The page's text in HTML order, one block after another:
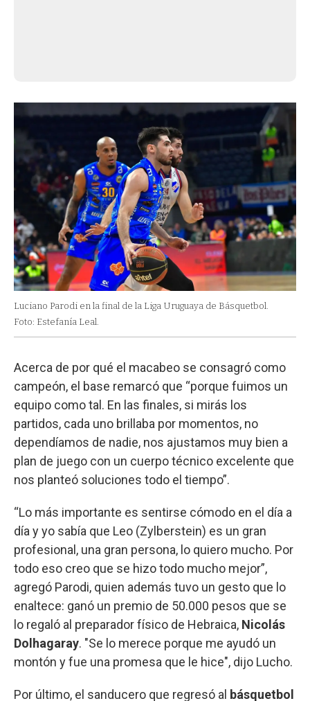
Luciano Parodi en la final de la Liga Uruguaya de Básquetbol.
Foto: Estefanía Leal.
Acerca de por qué el macabeo se consagró como
campeón, el base remarcó que “porque fuimos un
equipo como tal. En las finales, si mirás los
partidos, cada uno brillaba por momentos, no
dependíamos de nadie, nos ajustamos muy bien a
plan de juego con un cuerpo técnico excelente que
nos planteó soluciones todo el tiempo”.
“Lo más importante es sentirse cómodo en el día a
día y yo sabía que Leo (Zylberstein) es un gran
profesional, una gran persona, lo quiero mucho. Por
todo eso creo que se hizo todo mucho mejor”,
agregó Parodi, quien además tuvo un gesto que lo
enaltece: ganó un premio de 50.000 pesos que se
lo regaló al preparador físico de Hebraica, Nicolás
Dolhagaray. "Se lo merece porque me ayudó un
montón y fue una promesa que le hice", dijo Lucho.
Por último, el sanducero que regresó al básquetbol